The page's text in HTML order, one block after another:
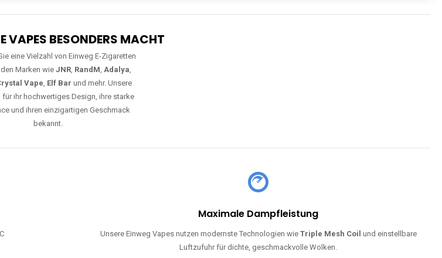
VAPES BESONDERS MACHT
eine Vielzahl von Einweg E-Zigaretten
Marken wieJNR, RandM, Adalya,
Vape, Elf Bar und mehr. Unsere
für ihr hochwertiges Design, ihre starke
und ihren einzigartigen Geschmack
bekannt.
Maximale Dampfleistung
Unsere Einweg Vapes nutzen modernste Technologien wie Triple Mesh Coil und einstellbare
Luftzufuhr für dichte, geschmackvolle Wolken.